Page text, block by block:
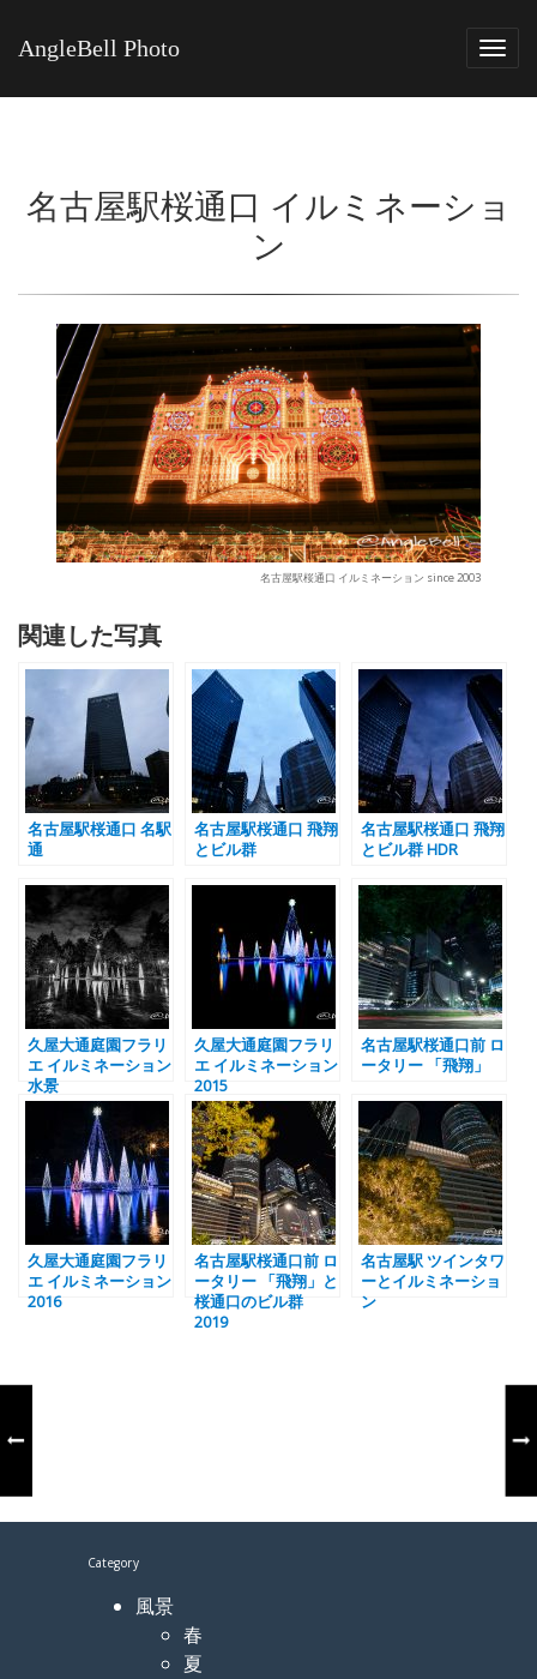
AngleBell Photo
名古屋駅桜通口 イルミネーショ
ン
名古屋駅桜通口 イルミネーション since 2003
関連した写真
名古屋駅桜通口 名駅
通
名古屋駅桜通口 飛翔
とビル群
名古屋駅桜通口 飛翔
とビル群 HDR
久屋大通庭園フラリ
エ イルミネーション
水景
久屋大通庭園フラリ
エ イルミネーション
2015
名古屋駅桜通口前 ロ
ータリー 「飛翔」
久屋大通庭園フラリ
エ イルミネーション
2016
名古屋駅桜通口前 ロ
ータリー 「飛翔」と
桜通口のビル群
2019
名古屋駅 ツインタワ
ーとイルミネーショ
ン
Category
風景
春
夏